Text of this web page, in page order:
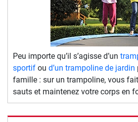
Peu importe qu’il s’agisse d’un
sportif ou d’un trampoline de jardin
famille : sur un trampoline, vous
sauts et maintenez votre corps en